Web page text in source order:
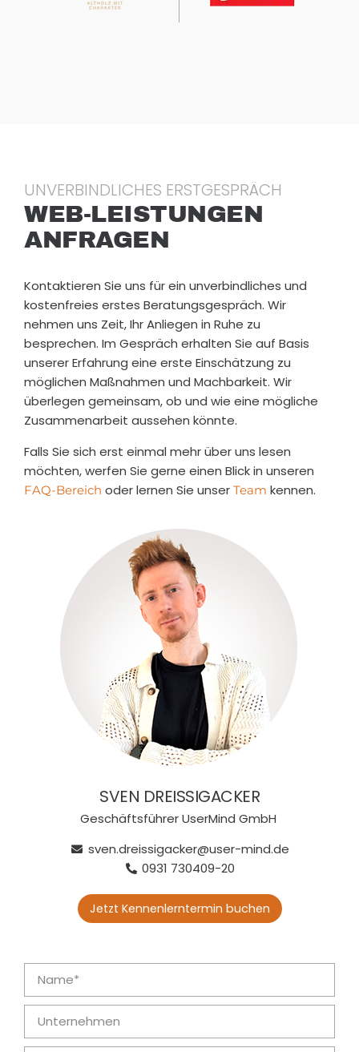
Wäre
Europ
und
te
nicht
vor
den
oder
China
verst
Jaco
COO
CEO
UNVERBINDLICHES ERSTGESPRÄCH
WEB-LEISTUNGEN
ANFRAGEN
Kontaktieren Sie uns für ein unverbindliches und
kostenfreies erstes Beratungsgespräch. Wir
nehmen uns Zeit, Ihr Anliegen in Ruhe zu
besprechen. Im Gespräch erhalten Sie auf Basis
unserer Erfahrung eine erste Einschätzung zu
möglichen Maßnahmen und Machbarkeit. Wir
überlegen gemeinsam, ob und wie eine mögliche
Zusammenarbeit aussehen könnte.
Falls Sie sich erst einmal mehr über uns lesen
möchten, werfen Sie gerne einen Blick in unseren
FAQ-Bereich oder lernen Sie unser Team kennen.
SVEN DREISSIGACKER
Geschäftsführer UserMind GmbH
sven.dreissigacker@user-mind.de
0931 730409-20
Jetzt Kennenlerntermin buchen